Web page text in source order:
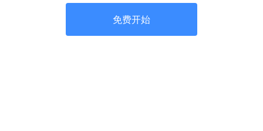
免费开始